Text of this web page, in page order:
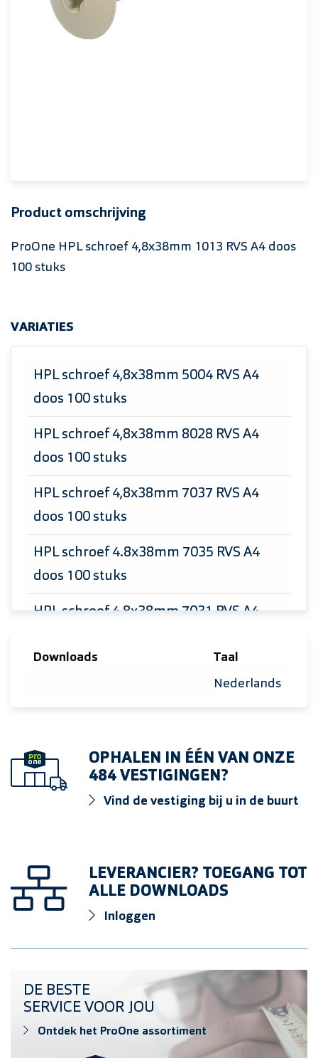
Product omschrijving
ProOne HPL schroef 4,8x38mm 1013 RVS A4 doos
100 stuks
VARIATIES
HPL schroef 4,8x38mm 5004 RVS A4
doos 100 stuks
HPL schroef 4,8x38mm 8028 RVS A4
doos 100 stuks
HPL schroef 4,8x38mm 7037 RVS A4
doos 100 stuks
HPL schroef 4.8x38mm 7035 RVS A4
doos 100 stuks
HPL schroef 4,8x38mm 7031 RVS A4
doos 100 stuks
HPL schroef 4,8x38mm 7004 RVS A4
doos 100 stuks
HPL schroef 4,8x38mm 3009 RVS A4
HPL schroef 4,8x38mm 3007 RVS A4
doos 100 stuks
HPL schroef 4,8x38mm 3004 RVS A4
Downloads
Taal
Selecteer taal
OPHALEN IN ÉÉN VAN ONZE
484 VESTIGINGEN?
Vind de vestiging bij u in de buurt
LEVERANCIER? TOEGANG TOT
ALLE DOWNLOADS
Inloggen
Ontdek het ProOne assortiment
DE BESTE
SERVICE VOOR JOU
Ontdek het ProOne assortiment